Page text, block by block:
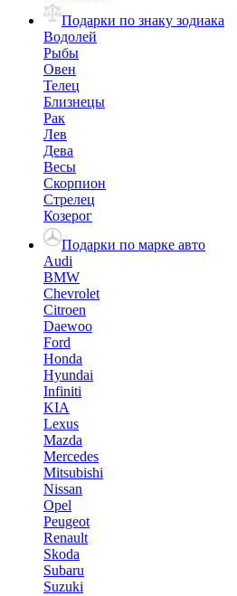
Подарки по знаку зодиака
Водолей
Рыбы
Овен
Телец
Близнецы
Рак
Лев
Дева
Весы
Скорпион
Стрелец
Козерог
Подарки по марке авто
Audi
BMW
Chevrolet
Citroen
Daewoo
Ford
Honda
Hyundai
Infiniti
KIA
Lexus
Mazda
Mercedes
Mitsubishi
Nissan
Opel
Peugeot
Renault
Skoda
Subaru
Suzuki